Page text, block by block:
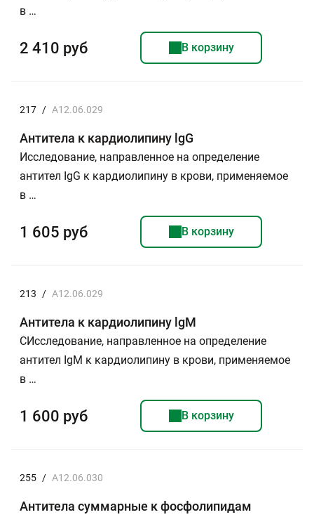
в …
2 410 руб В корзину
217 / A12.06.029
Антитела к кардиолипину lgG
Исследование, направленное на определение
антител IgG к кардиолипину в крови, применяемое
в …
1 605 руб В корзину
213 / A12.06.029
Антитела к кардиолипину lgМ
СИсследование, направленное на определение
антител IgM к кардиолипину в крови, применяемое
в …
1 600 руб В корзину
255 / A12.06.030
Антитела суммарные к фосфолипидам